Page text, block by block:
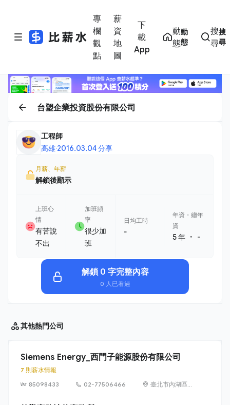
專
欄
觀
點
薪
資
地
圖
下
載
App
動
態
動
態
搜
尋
搜
尋
台塑企業投資股份有限公司
工程師
高雄·2016.03.04 分享
月薪、年薪
解鎖後顯示
上班心
情
有苦說
不出
加班頻
率
很少加
班
日均工時
-
年資・總年
資
5 年 ・ -
解鎖 0 字完整內容
0 人已看過
其他熱門公司
Siemens Energy_西門子能源股份有限公司
7 則薪水情報
85098433
02-77506466
臺北市內湖區